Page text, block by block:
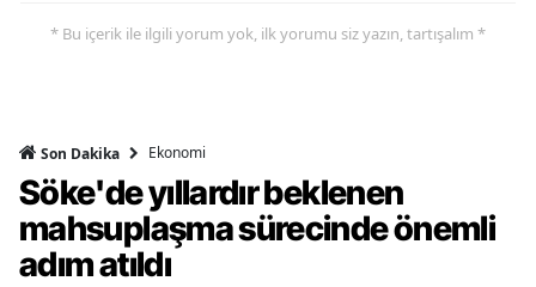
* Bu içerik ile ilgili yorum yok, ilk yorumu siz yazın, tartışalım *
Son Dakika Ekonomi
Söke'de yıllardır beklenen
mahsuplaşma sürecinde önemli
adım atıldı